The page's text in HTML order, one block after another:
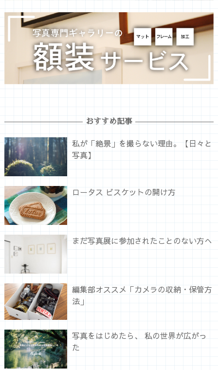
おすすめ記事
私が「絶景」を撮らない理由。【日々と
写真】
ロータス ビスケットの開け方
まだ写真展に参加されたことのない方へ
編集部オススメ「カメラの収納・保管方
法」
写真をはじめたら、 私の世界が広がっ
た